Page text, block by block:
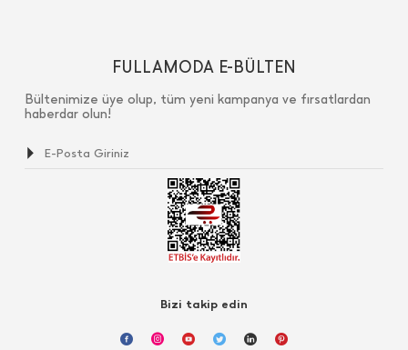
FULLAMODA E-BÜLTEN
Bültenimize üye olup, tüm yeni kampanya ve fırsatlardan
haberdar olun!
Bizi takip edin